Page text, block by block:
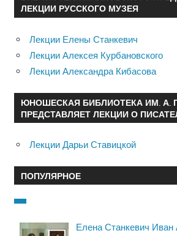
ЛЕКЦИИ РУССКОГО МУЗЕЯ
Лекции Елены Станкевич
Лекции Алексея Курбановского
Лекции Александра Кибасова
ЮНОШЕСКАЯ БИБЛИОТЕКА ИМ. А.
ПРЕДСТАВЛЯЕТ ЛЕКЦИИ О
Лекции Дарьи Ставицкой
ПОПУЛЯРНОЕ
Елена Станкевич Иван